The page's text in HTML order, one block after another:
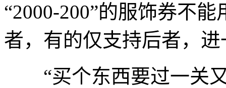
“2000-200”的服饰券不
者，有的仅支持后者，
“买个东西要过一关又